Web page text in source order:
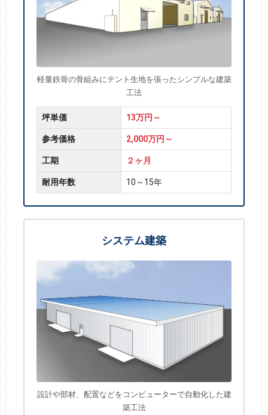
軽量鉄骨の骨組みにテント生地を張ったシンプルな建築
工法
坪単価 13万円～
参考価格 2,000万円～
工期 ２ヶ月
耐用年数 10～15年
システム建築
設計や部材、配置などをコンピューターで自動化した建
築工法